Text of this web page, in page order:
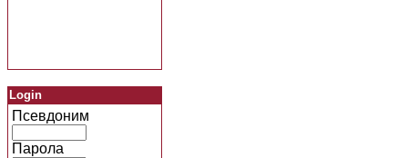
Login
Псевдоним
Парола